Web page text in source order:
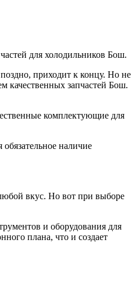
для холодильников Бош.
приходит к концу. Но не
качественных запчастей Бош.
комплектующие для
наличие
вкус. Но вот при выборе
и оборудования для
плана, что и создает